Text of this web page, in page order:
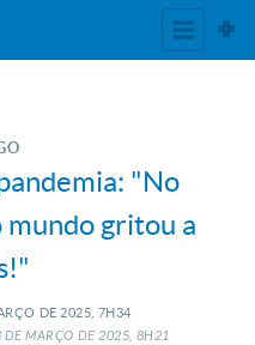
"No
mundo gritou a
DE 2025, 7H34
DEMARÇO DE2025, 8H21